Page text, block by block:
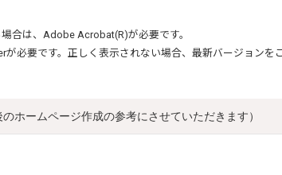
合は、 Adobe Acrobat(R)が必要です。
が必要です。正しく表示されない場合、最新バージョンを